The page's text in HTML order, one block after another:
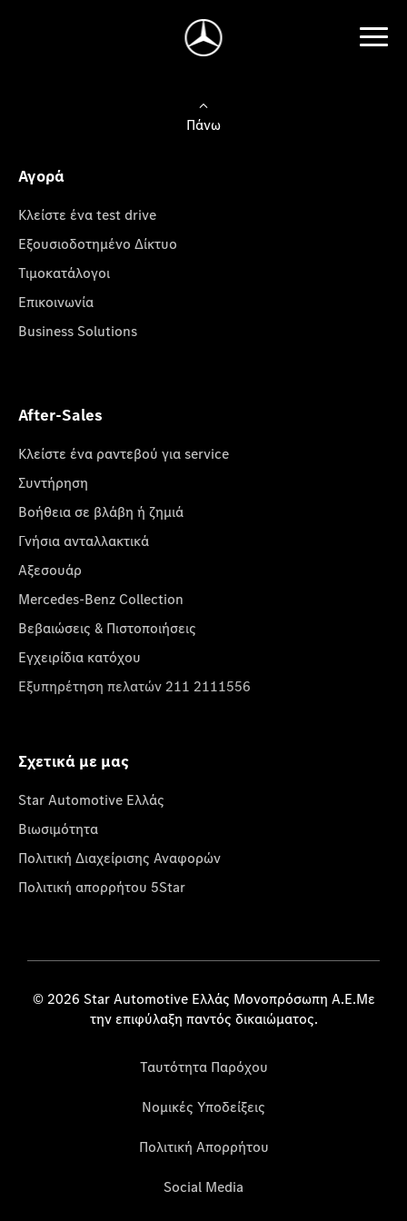
Πάνω
Αγορά
Κλείστε ένα test drive
Εξουσιοδοτημένο Δίκτυο
Τιμοκατάλογοι
Επικοινωνία
Business Solutions
After-Sales
Κλείστε ένα ραντεβού για service
Συντήρηση
Βοήθεια σε βλάβη ή ζημιά
Γνήσια ανταλλακτικά
Αξεσουάρ
Mercedes-Benz Collection
Βεβαιώσεις & Πιστοποιήσεις
Εγχειρίδια κατόχου
Εξυπηρέτηση πελατών 211 2111556
Σχετικά με μας
Star Automotive Ελλάς
Βιωσιμότητα
Πολιτική Διαχείρισης Αναφορών
Πολιτική απορρήτου 5Star
© 2026 Star Automotive Ελλάς Μονοπρόσωπη Α.Ε.Με
την επιφύλαξη παντός δικαιώματος.
Ταυτότητα Παρόχου
Νομικές Υποδείξεις
Πολιτική Απορρήτου
Social Media